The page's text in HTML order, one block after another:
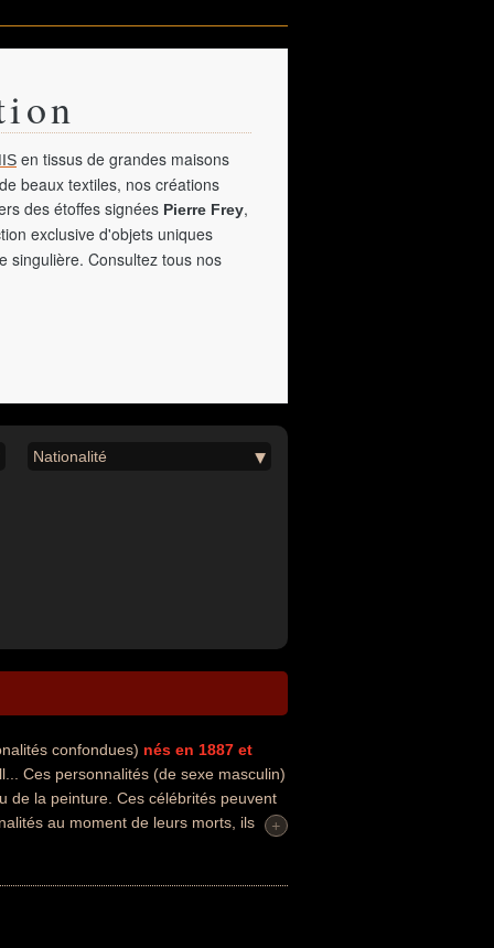
en tissus de grandes maisons
beaux textiles, nos créations
des étoffes signées Pierre Frey,
exclusive d'objets uniques
singulière. Consultez tous nos
Nationalité
confondues) nés en 1887 et
Ces personnalités (de sexe masculin)
de la peinture. Ces célébrités peuvent
au moment de leurs morts, ils
+